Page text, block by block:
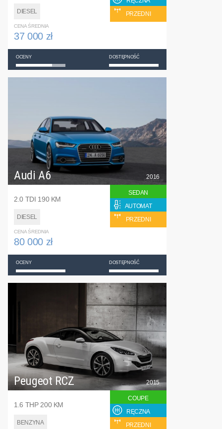
DIESEL
PRZEDNI
CENA ŚREDNIA
37 000 zł
OCENY DOSTĘPNOŚĆ
Audi A6
2.0 TDI 190 KM
DIESEL
2016
SEDAN
AUTOMAT
PRZEDNI
CENA ŚREDNIA
80 000 zł
OCENY DOSTĘPNOŚĆ
Peugeot RCZ
1.6 THP 200 KM
BENZYNA
2015
COUPE
RĘCZNA
PRZEDNI